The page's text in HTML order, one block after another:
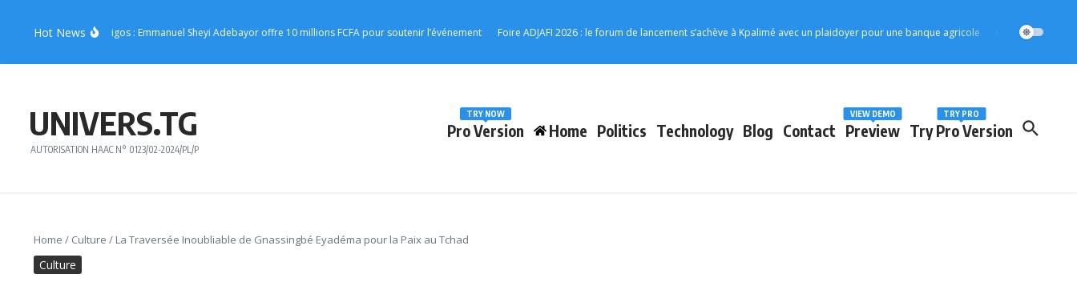
Hot News
de Joachin Migos : Emmanuel Sheyi Adebayor offre 10 millions FCFA pour soutenir l’événement Foire ADJAFI 2026 : le forum de lancement s’achève à Kpalimé avec un plaidoyer pour une banque agricole Protection de l’enfance
UNIVERS.TG
AUTORISATION HAAC N° 0123/02-2024/PL/P
Pro Version
TRY NOW
Home Politics Technology Blog Contact Preview
VIEW DEMO
Try Pro Version
TRY PRO
Home / Culture / La Traversée Inoubliable de Gnassingbé Eyadéma pour la Paix au Tchad
Culture